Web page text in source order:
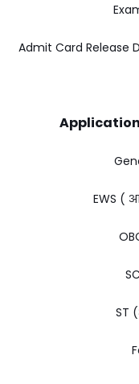
Admit Card Release
EWS (
ST